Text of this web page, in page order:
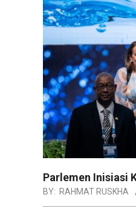
Parlemen Inisiasi
BY: RAHMAT RUSKHA